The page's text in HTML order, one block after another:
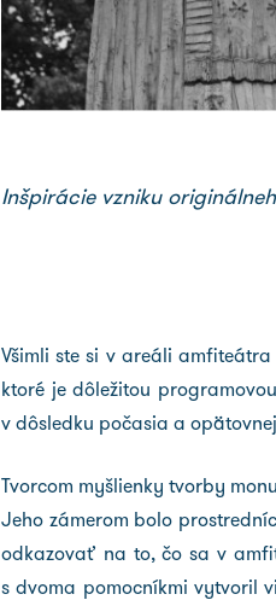
Inšpirácie vzniku
Všimli ste si v areáli
ktoré je dôležitou
v dôsledku počasia a
Tvorcom myšlienky tvorby
Jeho zámerom bolo
odkazovať na to, čo sa v
s dvoma pomocníkmi vytvoril